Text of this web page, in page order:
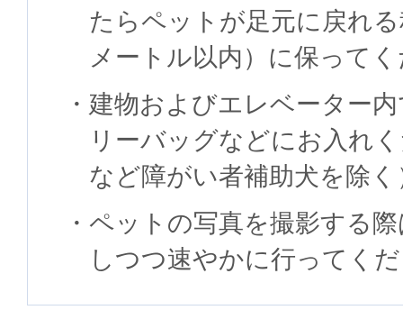
たらペットが足元に戻れ
メートル以内）に保って
建物およびエレベーター
リーバッグなどにお入れ
など障がい者補助犬を除く
ペットの写真を撮影する
しつつ速やかに行ってく